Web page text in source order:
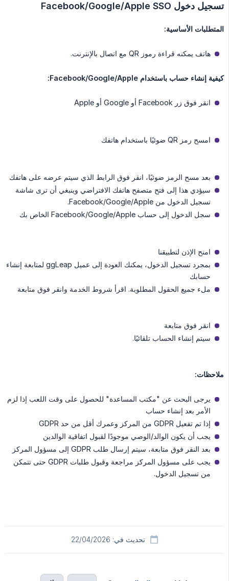
تسجيل دخول Facebook/Google/Apple SSO
المتطلبات الأساسية:
هاتف يمكنه قراءة رموز QR مع اتصال بالإنترنت.
كيفية إنشاء حساب باستخدام Facebook/Google/Apple:
انقر فوق زر Facebook أو Google أو Apple
امسح رمز QR ضوئيًا باستخدام هاتفك
بعد مسح الرمز ضوئيًا، انقر فوق الرابط الذي سيتم عرضه على هاتفك
سيؤدي هذا إلى فتح متصفح هاتفك الافتراضي وينبغي أن ترى شاشة
تسجيل الدخول من Facebook/Google/Apple.
سجل الدخول إلى حساب Facebook/Google/Apple الخاص بك
امنح الإذن لتطبيقنا
بمجرد تسجيل الدخول، يمكنك العودة إلى عميل ggLeap لمتابعة إنشاء
حسابك
ملء جميع الحقول المطلوبة. اقرأ شروط الخدمة وانقر فوق متابعة
انقر فوق متابعة
سيتم إنشاء الحساب تلقائيًا.
ملاحظات:
يرجى البحث عن "مكتب المساعدة" للحصول على وقت اللعب إذا لزم
الأمر بعد إنشاء حساب
إذا تم تفعيل GDPR من المركز وعمرك أقل من حد GDPR
يجب أن يكون الوالد/الوصي موجودًا لقبول اتفاقية الوالدين
بعد النقر فوق متابعة، سيتم إرسال طلب GDPR إلى مسؤول المركز
يجب على مسؤول المركز مراجعة وقبول طلبات GDPR حتى تتمكن
من تسجيل الدخول.
تحديث في: 22/04/2026